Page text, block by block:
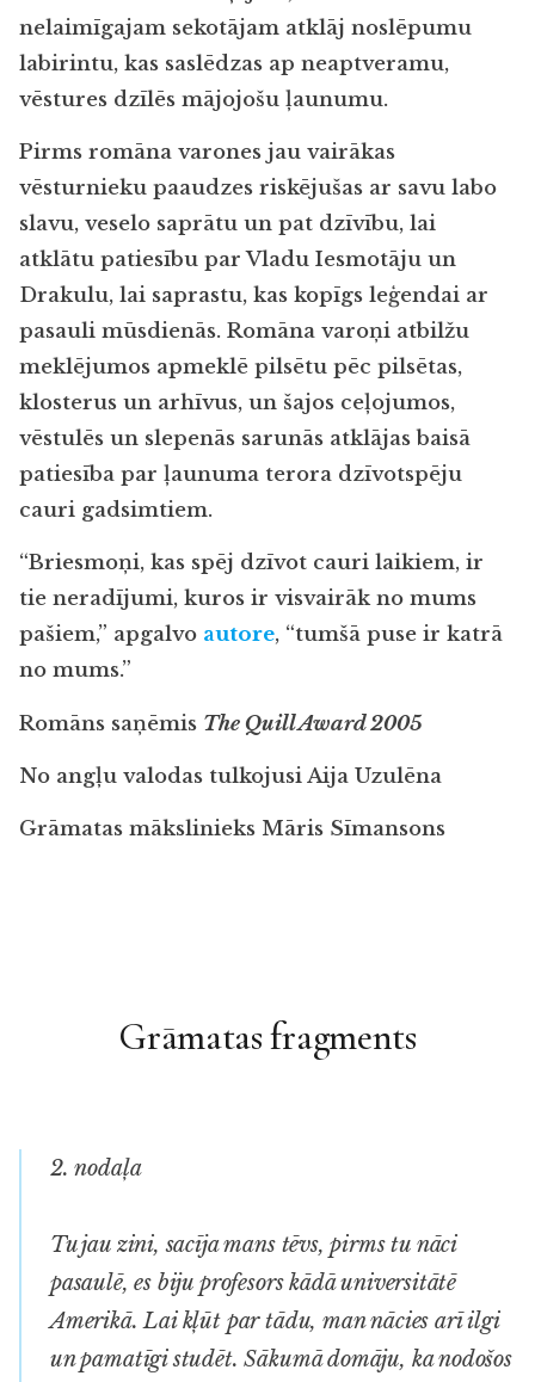
nelaimīgajam sekotājam atklāj noslēpumu
labirintu, kas saslēdzas ap neaptveramu,
vēstures dzīlēs mājojošu ļaunumu.
Pirms romāna varones jau vairākas
vēsturnieku paaudzes riskējušas ar savu labo
slavu, veselo saprātu un pat dzīvību, lai
atklātu patiesību par Vladu Iesmotāju un
Drakulu, lai saprastu, kas kopīgs leģendai ar
pasauli mūsdienās. Romāna varoņi atbilžu
meklējumos apmeklē pilsētu pēc pilsētas,
klosterus un arhīvus, un šajos ceļojumos,
vēstulēs un slepenās sarunās atklājas baisā
patiesība par ļaunuma terora dzīvotspēju
cauri gadsimtiem.
“Briesmoņi, kas spēj dzīvot cauri laikiem, ir
tie neradījumi, kuros ir visvairāk no mums
pašiem,” apgalvo autore, “tumšā puse ir katrā
no mums.”
Romāns saņēmis The Quill Award 2005
No angļu valodas tulkojusi Aija Uzulēna
Grāmatas mākslinieks Māris Sīmansons
Grāmatas fragments
2. nodaļa
Tu jau zini, sacīja mans tēvs, pirms tu nāci
pasaulē, es biju profesors kādā universitātē
Amerikā. Lai kļūt par tādu, man nācies arī ilgi
un pamatīgi studēt. Sākumā domāju, ka nodošos